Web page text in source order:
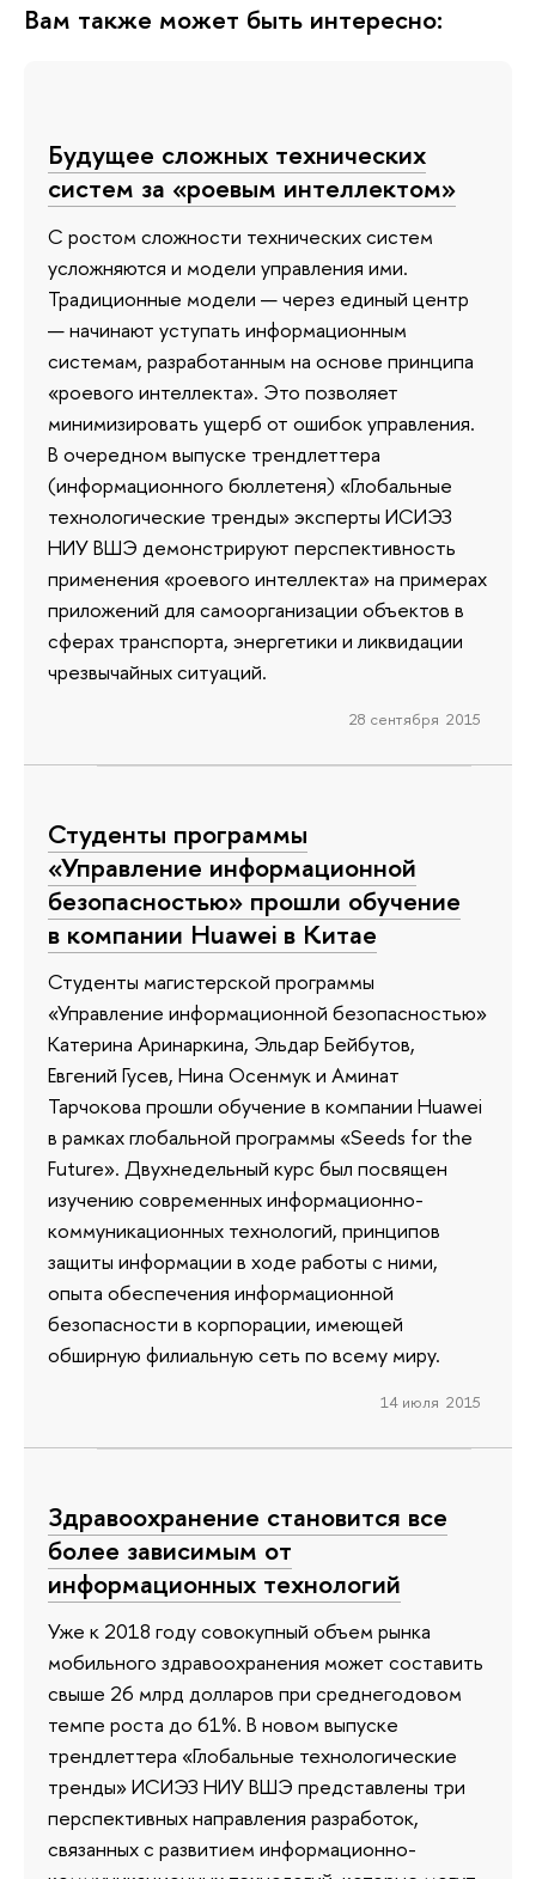
Вам также может быть интересно:
Будущее сложных технических
систем за «роевым интеллектом»
С ростом сложности технических систем
усложняются и модели управления ими.
Традиционные модели — через единый центр
— начинают уступать информационным
системам, разработанным на основе принципа
«роевого интеллекта». Это позволяет
минимизировать ущерб от ошибок управления.
В очередном выпуске трендлеттера
(информационного бюллетеня) «Глобальные
технологические тренды» эксперты ИСИЭЗ
НИУ ВШЭ демонстрируют перспективность
применения «роевого интеллекта» на примерах
приложений для самоорганизации объектов в
сферах транспорта, энергетики и ликвидации
чрезвычайных ситуаций.
28 сентября 2015
Студенты программы
«Управление информационной
безопасностью» прошли обучение
в компании Huawei в Китае
Студенты магистерской программы
«Управление информационной безопасностью»
Катерина Аринаркина, Эльдар Бейбутов,
Евгений Гусев, Нина Осенмук и Аминат
Тарчокова прошли обучение в компании Huawei
в рамках глобальной программы «Seeds for the
Future». Двухнедельный курс был посвящен
изучению современных информационно-
коммуникационных технологий, принципов
защиты информации в ходе работы с ними,
опыта обеспечения информационной
безопасности в корпорации, имеющей
обширную филиальную сеть по всему миру.
14 июля 2015
Здравоохранение становится все
более зависимым от
информационных технологий
Уже к 2018 году совокупный объем рынка
мобильного здравоохранения может составить
свыше 26 млрд долларов при среднегодовом
темпе роста до 61%. В новом выпуске
трендлеттера «Глобальные технологические
тренды» ИСИЭЗ НИУ ВШЭ представлены три
перспективных направления разработок,
связанных с развитием информационно-